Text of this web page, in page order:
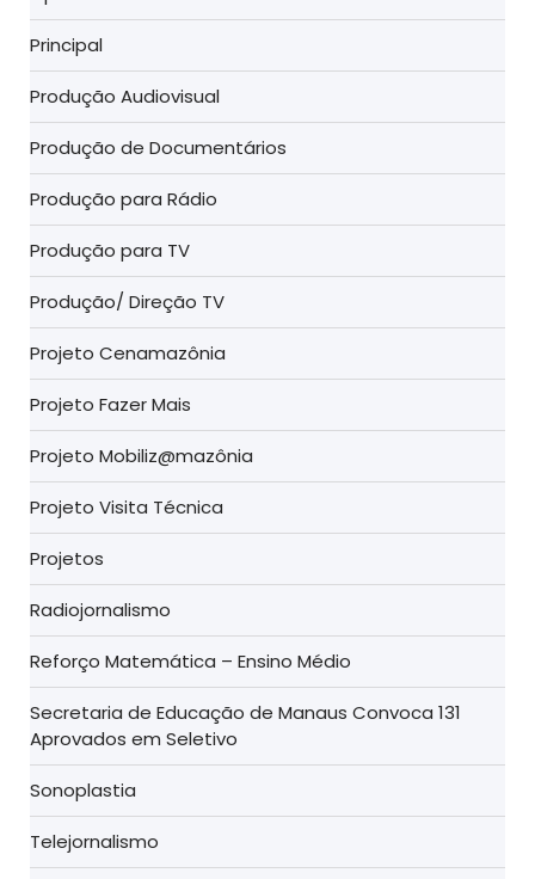
Principal
Produção Audiovisual
Produção de Documentários
Produção para Rádio
Produção para TV
Produção/ Direção TV
Projeto Cenamazônia
Projeto Fazer Mais
Projeto Mobiliz@mazônia
Projeto Visita Técnica
Projetos
Radiojornalismo
Reforço Matemática – Ensino Médio
Secretaria de Educação de Manaus Convoca 131
Aprovados em Seletivo
Sonoplastia
Telejornalismo